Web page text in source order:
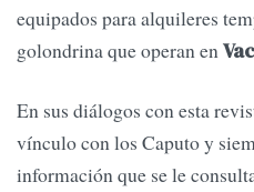
equipados para alquileres
golondrina que operan en
En sus diálogos con esta
vínculo con los Caputo y
información que se le